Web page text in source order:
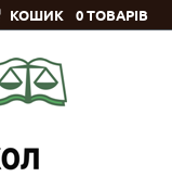
КОШИК 0 ТОВАРІВ